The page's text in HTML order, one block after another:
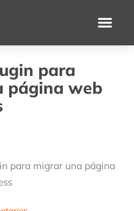
para
página web
para migrar una página